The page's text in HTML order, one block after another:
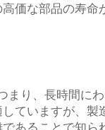
価な部品の寿命
り、長時間に
ていますが、製
あることで知